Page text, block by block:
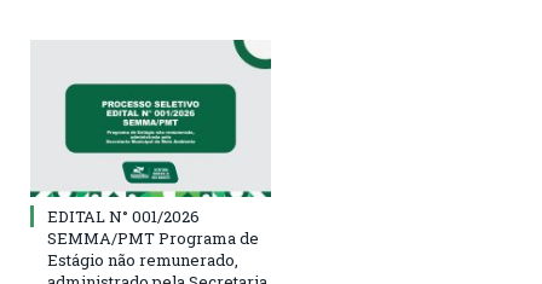
EDITAL N° 001/2026
SEMMA/PMT Programa de
Estágio não remunerado,